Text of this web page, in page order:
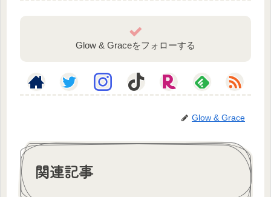
Glow & Graceをフォローする
Glow & Grace
関連記事